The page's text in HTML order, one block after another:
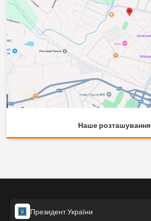
Наше розташування
Президент України